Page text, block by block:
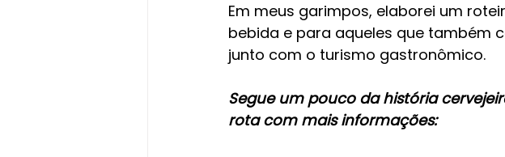
Em meus garimpos, elaborei um
bebida e para aqueles que também
junto com o turismo gastronômico.
Segue um pouco da história
rota com mais informações: